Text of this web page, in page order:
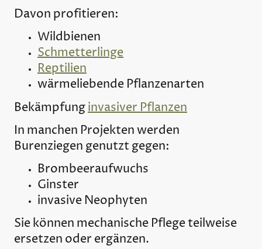
Davon profitieren:
Wildbienen
Schmetterlinge
Reptilien
wärmeliebende Pflanzenarten
Bekämpfunginvasiver Pflanzen
In manchen Projekten werden
Burenziegen genutzt gegen:
Brombeeraufwuchs
Ginster
invasive Neophyten
Sie können mechanische Pflege teilweise
ersetzen oder ergänzen.